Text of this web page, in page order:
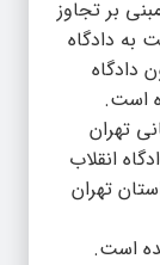
بر تجاوز
به دادگاه
دادگاه
است.
تهران
رای صادر شده از سوی شعبه ۲۹ دادگاه انقلاب
تهران
است.